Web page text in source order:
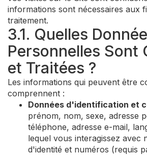
informations sont nécessaires aux
traitement.
3.1. Quelles
Personnelles Sont
et Traitées ?
Les informations qui peuvent être
comprennent :
Données d'identification et
prénom, nom, sexe, adresse
téléphone, adresse e-mail,
lequel vous interagissez avec
d'identité et numéros (requis